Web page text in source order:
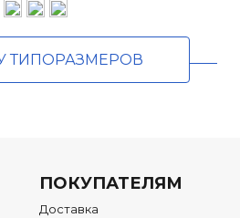
ТИПОРАЗМЕРОВ
ПОКУПАТЕЛЯМ
Доставка